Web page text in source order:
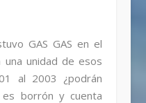
GAS GAS en el
unidad de esos
al 2003 ¿podrán
es borrón y cuenta